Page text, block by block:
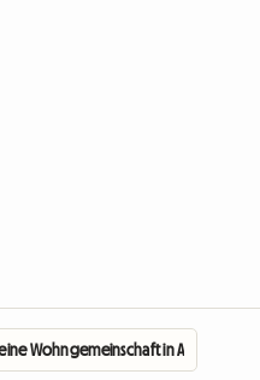
Wohngemeinschaft in Albi 81